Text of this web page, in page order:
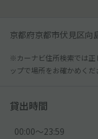
京都府京都市伏見区向
※カーナビ住所検索では
ップで場所をお確かめくだ
貸出時間
00:00〜23:59